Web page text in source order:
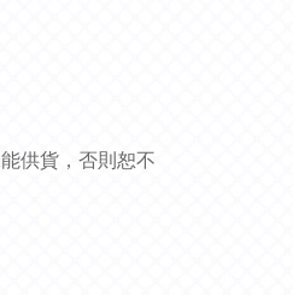
供貨，否則恕不